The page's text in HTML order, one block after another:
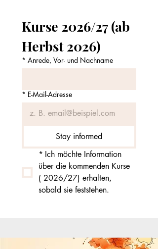
Kurse 2026/27 (ab
Herbst 2026)
* Anrede, Vor- und Nachname
* E-Mail-Adresse
Stay informed
* Ich möchte Information
über die kommenden Kurse
( 2026/27) erhalten,
sobald sie feststehen.